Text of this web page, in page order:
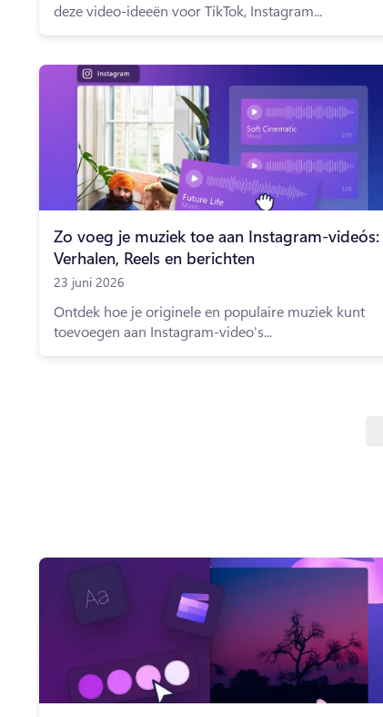
deze video-ideeën voor TikTok, Instagram...
Zo voeg je muziek toe aan Instagram-video´s:
Verhalen, Reels en berichten
23 juni 2026
Ontdek hoe je originele en populaire muziek kunt
toevoegen aan Instagram-video's...